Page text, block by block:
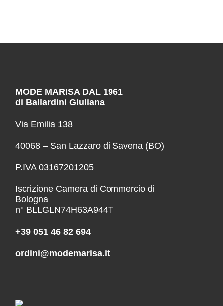
MODE MARISA DAL 1961
di Ballardini Giuliana
Via Emilia 138
40068 – San Lazzaro di Savena (BO)
P.IVA 03167201205
Iscrizione Camera di Commercio di
Bologna
n° BLLGLN74H63A944T
+39 051 46 82 694
ordini@modemarisa.it